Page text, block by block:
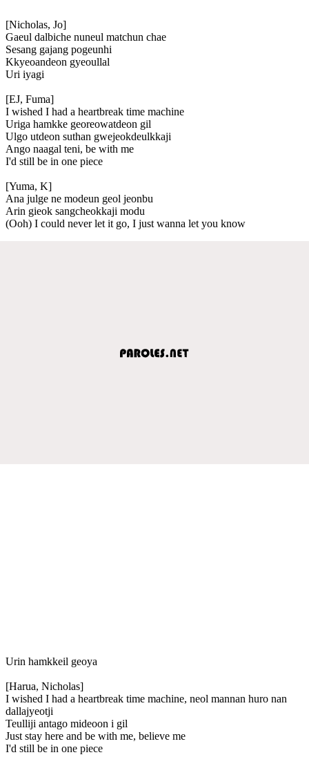
[Nicholas, Jo]
Gaeul dalbiche nuneul matchun chae
Sesang gajang pogeunhi
Kkyeoandeon gyeoullal
Uri iyagi
[EJ, Fuma]
I wished I had a heartbreak time machine
Uriga hamkke georeowatdeon gil
Ulgo utdeon suthan gwejeokdeulkkaji
Ango naagal teni, be with me
I'd still be in one piece
[Yuma, K]
Ana julge ne modeun geol jeonbu
Arin gieok sangcheokkaji modu
(Ooh) I could never let it go, I just wanna let you know
Urin hamkkeil geoya
[Harua, Nicholas]
I wished I had a heartbreak time machine, neol mannan huro nan
dallajyeotji
Teulliji antago mideoon i gil
Just stay here and be with me, believe me
I'd still be in one piece